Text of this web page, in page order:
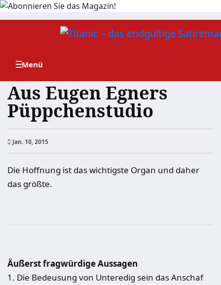
Zum
Aus Eugen Egners
Püppchenstudio
Jan. 10, 2015
Die Hoffnung ist das wichtigste Organ und daher
das größte.
Äußerst fragwürdige Aussagen
1. Die Bedeusung von Unteredig sein das Anschaf